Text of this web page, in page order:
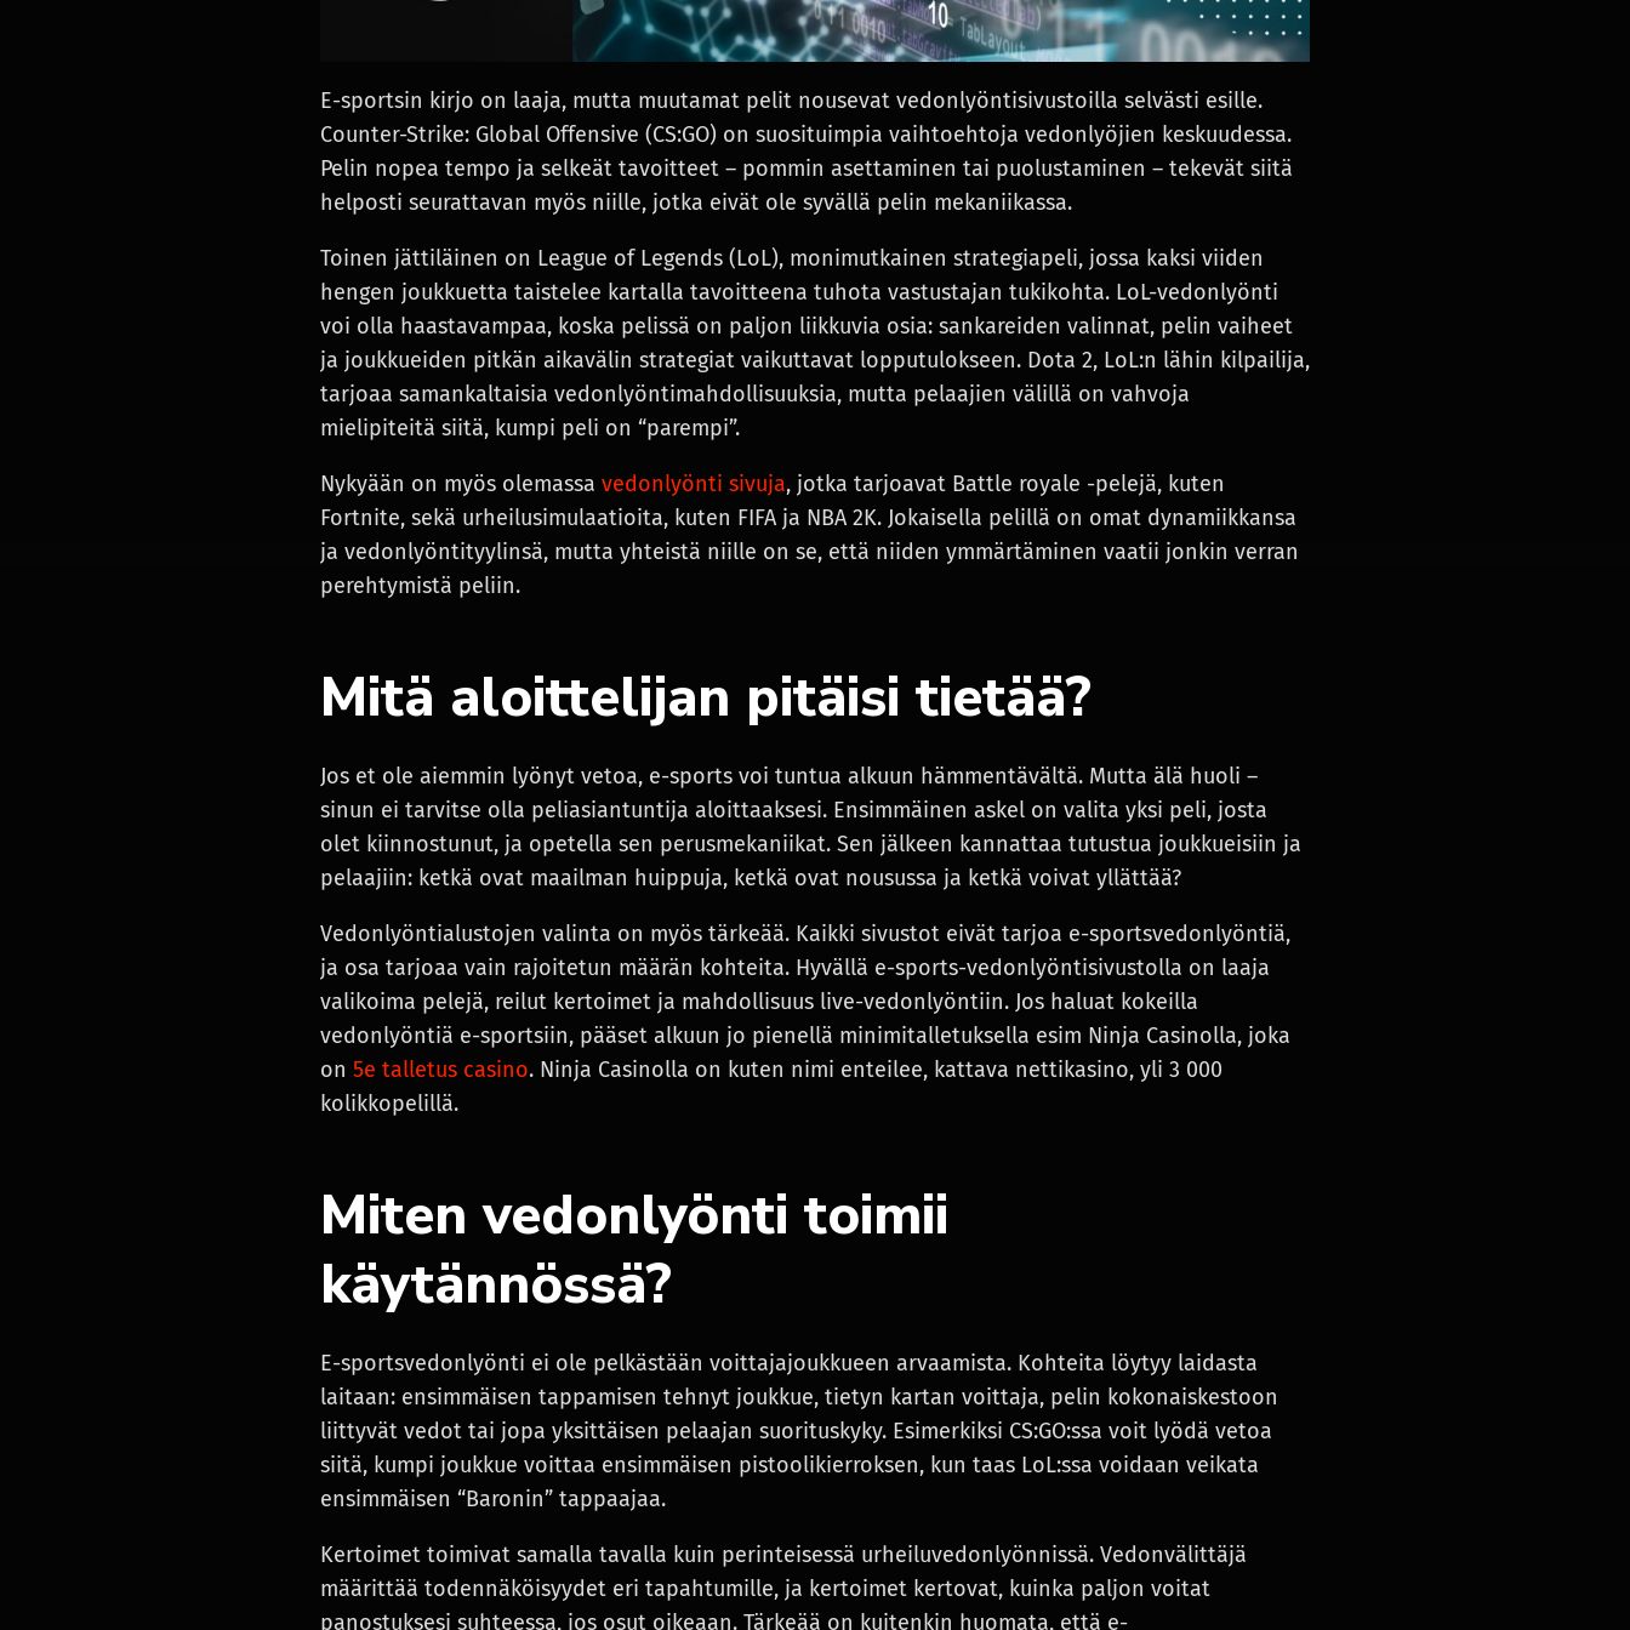
E-sportsin kirjo on laaja, mutta muutamat pelit nousevat vedonlyöntisivustoilla selvästi esille.
Counter-Strike: Global Offensive (CS:GO) on suosituimpia vaihtoehtoja vedonlyöjien keskuudessa.
Pelin nopea tempo ja selkeät tavoitteet – pommin asettaminen tai puolustaminen – tekevät siitä
helposti seurattavan myös niille, jotka eivät ole syvällä pelin mekaniikassa.
Toinen jättiläinen on League of Legends (LoL), monimutkainen strategiapeli, jossa kaksi viiden
hengen joukkuetta taistelee kartalla tavoitteena tuhota vastustajan tukikohta. LoL-vedonlyönti
voi olla haastavampaa, koska pelissä on paljon liikkuvia osia: sankareiden valinnat, pelin vaiheet
ja joukkueiden pitkän aikavälin strategiat vaikuttavat lopputulokseen. Dota 2, LoL:n lähin kilpailija,
tarjoaa samankaltaisia vedonlyöntimahdollisuuksia, mutta pelaajien välillä on vahvoja
mielipiteitä siitä, kumpi peli on “parempi”.
Nykyään on myös olemassa vedonlyönti sivuja, jotka tarjoavat Battle royale -pelejä, kuten
Fortnite, sekä urheilusimulaatioita, kuten FIFA ja NBA 2K. Jokaisella pelillä on omat dynamiikkansa
ja vedonlyöntityylinsä, mutta yhteistä niille on se, että niiden ymmärtäminen vaatii jonkin verran
perehtymistä peliin.
Mitä aloittelijan pitäisi tietää?
Jos et ole aiemmin lyönyt vetoa, e-sports voi tuntua alkuun hämmentävältä. Mutta älä huoli –
sinun ei tarvitse olla peliasiantuntija aloittaaksesi. Ensimmäinen askel on valita yksi peli, josta
olet kiinnostunut, ja opetella sen perusmekaniikat. Sen jälkeen kannattaa tutustua joukkueisiin ja
pelaajiin: ketkä ovat maailman huippuja, ketkä ovat nousussa ja ketkä voivat yllättää?
Vedonlyöntialustojen valinta on myös tärkeää. Kaikki sivustot eivät tarjoa e-sportsvedonlyöntiä,
ja osa tarjoaa vain rajoitetun määrän kohteita. Hyvällä e-sports-vedonlyöntisivustolla on laaja
valikoima pelejä, reilut kertoimet ja mahdollisuus live-vedonlyöntiin. Jos haluat kokeilla
vedonlyöntiä e-sportsiin, pääset alkuun jo pienellä minimitalletuksella esim Ninja Casinolla, joka
on 5e talletus casino. Ninja Casinolla on kuten nimi enteilee, kattava nettikasino, yli 3 000
kolikkopelillä.
Miten vedonlyönti toimii
käytännössä?
E-sportsvedonlyönti ei ole pelkästään voittajajoukkueen arvaamista. Kohteita löytyy laidasta
laitaan: ensimmäisen tappamisen tehnyt joukkue, tietyn kartan voittaja, pelin kokonaiskestoon
liittyvät vedot tai jopa yksittäisen pelaajan suorituskyky. Esimerkiksi CS:GO:ssa voit lyödä vetoa
siitä, kumpi joukkue voittaa ensimmäisen pistoolikierroksen, kun taas LoL:ssa voidaan veikata
ensimmäisen “Baronin” tappaajaa.
Kertoimet toimivat samalla tavalla kuin perinteisessä urheiluvedonlyönnissä. Vedonvälittäjä
määrittää todennäköisyydet eri tapahtumille, ja kertoimet kertovat, kuinka paljon voitat
panostuksesi suhteessa, jos osut oikeaan. Tärkeää on kuitenkin huomata, että e-